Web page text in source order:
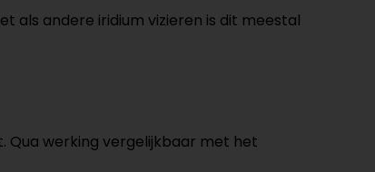
als andere iridium vizieren is dit meestal
Qua werking vergelijkbaar met het